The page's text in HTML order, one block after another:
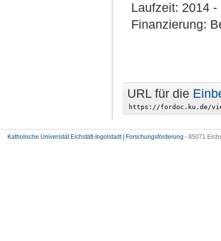
Laufzeit: 2014
Finanzierung:
URL für die
Katholische Universität Eichstätt-Ingolstadt | Forschungsförderung - 85071